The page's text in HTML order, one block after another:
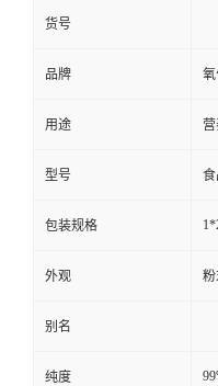
货号
品牌
用途
型号 食
包装规格
外观
别名
纯度